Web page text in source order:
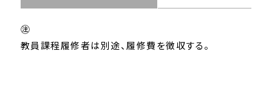
㊟
教員課程履修者は別途、履修費を徴収する。